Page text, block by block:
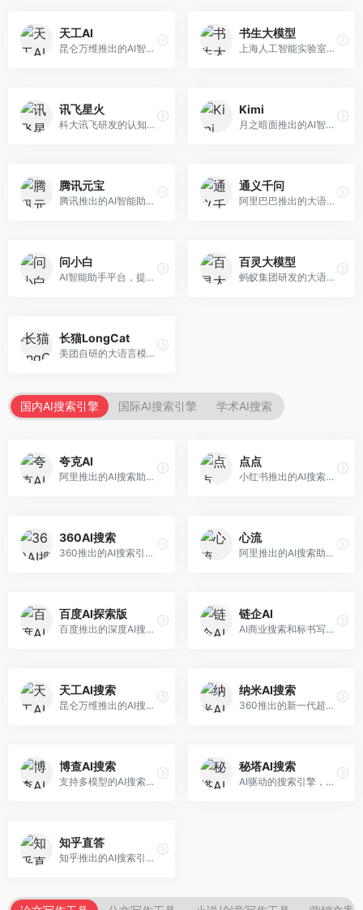
天工AI
昆仑万维推出的AI智能助手，集成搜索、对话、创作等多种能力。面向普通用户和内容创作者，支持联网搜索、文本生成、图像理解等功能，响应速度快，免费使用。
书生大模型
上海人工智能实验室研发的开源大模型系列，支持多尺度和多模态。面向研究机构和开发者，开源生态完善，学术研究背景深厚，适合科研和定制开发。
讯飞星火
科大讯飞研发的认知智能大模型，深度融合语音识别和自然语言处理技术。面向企业用户和教育领域，提供语音交互、文档处理、代码生成等服务，中文语音识别准确率高。
Kimi
月之暗面推出的AI智能助手，核心优势在于超长文本处理能力，支持20万字以上文档分析。面向学术研究者、职场人士和内容创作者，提供文档解读、PPT生成、联网搜索等综合服务。
腾讯元宝
腾讯推出的AI智能助手，整合微信生态和腾讯云服务。面向普通用户和企业客户，支持文档解析、图像理解、联网搜索等功能，与腾讯产品无缝衔接，办公协作便捷。
通义千问
阿里巴巴推出的大语言模型平台，提供对话问答、文档处理、图像理解、代码编写等全方位AI服务。面向企业用户和个人开发者，集成阿里云生态，支持多模态交互，企业级安全保障。
问小白
AI智能助手平台，提供知识问答、文本创作、文档处理等服务。面向普通用户和职场人士，操作简便，响应速度快，支持多场景应用。
百灵大模型
蚂蚁集团研发的大语言模型平台，专注于金融科技和企业服务。面向金融机构和企业客户，提供智能客服、风险分析、文档处理等服务，金融场景理解深入。
长猫LongCat
美团自研的大语言模型对话平台，专注于本地生活服务场景。面向美团生态用户，提供智能推荐、服务问答等功能，本地生活知识覆盖全面。
国内AI搜索引擎 国际AI搜索引擎 学术AI搜索
夸克AI
阿里推出的AI搜索助手，整合搜索与AI功能。面向年轻用户，提供智能搜索、文档处理、学习辅助等服务，与夸克生态深度整合。
点点
小红书推出的AI搜索应用，专注于生活方式内容搜索。面向小红书用户，提供生活攻略、消费决策、内容推荐等服务，生活方式内容丰富。
360AI搜索
360推出的AI搜索引擎，专注于安全智能搜索。面向普通用户，提供智能问答、网页搜索、内容整理等服务，安全防护能力强。
心流
阿里推出的AI搜索助手，专注于智能信息获取。面向普通用户，提供智能搜索、内容整理、知识问答等服务，与阿里生态深度整合。
百度AI探索版
百度推出的深度AI搜索引擎，整合百度知识图谱。面向中文用户，提供智能问答、知识探索、内容生成等服务，知识覆盖面广。
链企AI
AI商业搜索和标书写作工具，专注于企业服务场景。面向企业用户，提供商业信息搜索、标书生成、企业分析等服务，商业信息专业。
天工AI搜索
昆仑万维推出的AI搜索引擎，整合大模型与搜索能力。面向普通用户，提供智能问答、深度搜索、内容整理等服务，中文搜索体验好。
纳米AI搜索
360推出的新一代超级AI搜索，深度整合360搜索资源。面向普通用户，提供智能问答、多模态搜索、内容生成等服务，安全可靠。
博查AI搜索
支持多模型的AI搜索引擎，整合多种大模型能力。面向AI爱好者，提供多模型搜索、答案对比、深度分析等服务，模型选择灵活。
秘塔AI搜索
AI驱动的搜索引擎，专注于无广告直达结果。面向研究者和信息获取需求者，提供深度搜索、来源标注、答案整理等服务，搜索结果干净准确，信息可信度高。
知乎直答
知乎推出的AI搜索引擎，专注于知识问答场景。面向知识获取者，提供知乎内容搜索、智能问答、知识整理等服务，专业知识丰富。